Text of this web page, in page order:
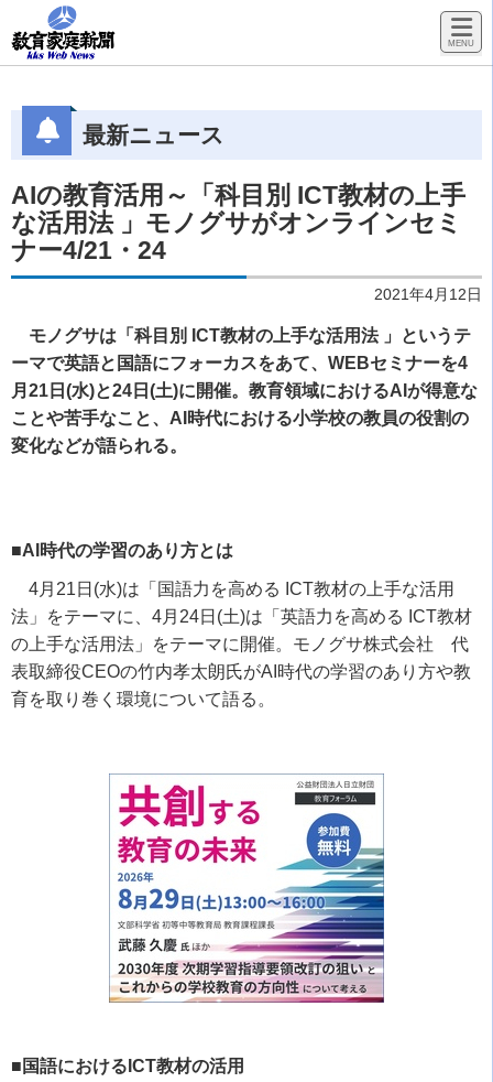
最新ニュース
AIの教育活用～「科目別 ICT教材の上手
な活用法 」モノグサがオンラインセミ
ナー4/21・24
2021年4月12日
モノグサは「科目別 ICT教材の上手な活用法 」というテ
ーマで英語と国語にフォーカスをあて、WEBセミナーを4
月21日(水)と24日(土)に開催。教育領域におけるAIが得意な
ことや苦手なこと、AI時代における小学校の教員の役割の
変化などが語られる。
■AI時代の学習のあり方とは
4月 21 日 (水)は「国語力を高める ICT教材の上手な活用
法」をテーマに、4月24日(土)は「英語力を高める ICT教材
の上手な活用法」をテーマに開催。モノグサ株式会社 代
表取締役CEOの竹内孝太朗氏がAI 時代の学習のあり方や教
育を取り巻く環境について語る。
■国語におけるICT教材の活用